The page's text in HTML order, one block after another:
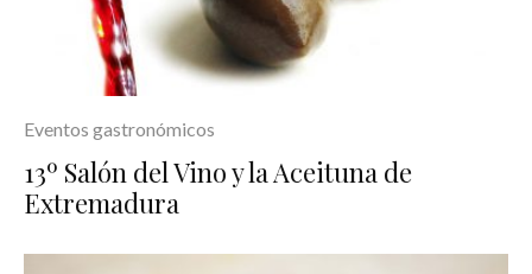
Eventos gastronómicos
13º Salón del Vino y la Aceituna de
Extremadura